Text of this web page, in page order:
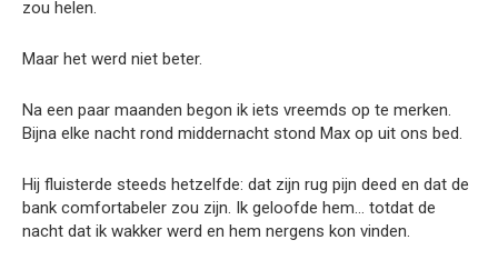
zou helen.
Maar het werd niet beter.
Na een paar maanden begon ik iets vreemds op te merken.
Bijna elke nacht rond middernacht stond Max op uit ons bed.
Hij fluisterde steeds hetzelfde: dat zijn rug pijn deed en dat de
bank comfortabeler zou zijn. Ik geloofde hem… totdat de
nacht dat ik wakker werd en hem nergens kon vinden.